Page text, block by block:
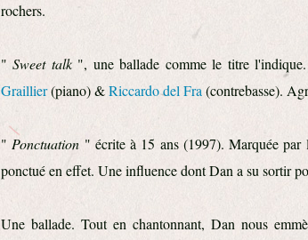
rochers.
"Sweet talk ", une ballade comme le titre
Graillier(piano) &Riccardo del Fra (contrebasse).
" Ponctuation " écrite à 15 ans (1997). Marquée
ponctué en effet. Une influence dont Dan a su sortir
Une ballade. Tout en chantonnant, Dan nous